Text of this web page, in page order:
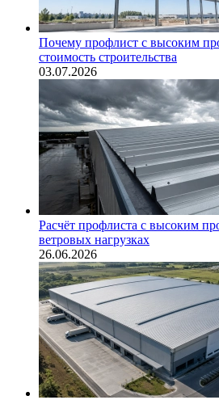
Почему профлист с высоким
стоимость строительства
03.07.2026
Расчёт профлиста с высоким
ветровых нагрузках
26.06.2026